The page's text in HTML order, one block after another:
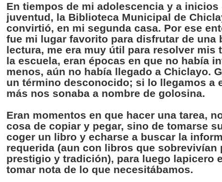
En tiempos de mi adolescencia y a inicios
juventud, la Biblioteca Municipal de
convirtió, en mi segunda casa. Por ese
fue mi lugar favorito para disfrutar de una
lectura, me era muy útil para resolver mis
la escuela, eran épocas en que no había
menos, aún no había llegado a Chiclayo.
un término desconocido; si lo llegamos a
más nos sonaba a nombre de golosina.
Eran momentos en que hacer una tarea,
cosa de copiar y pegar, sino de tomarse
coger un libro y echarse a buscar la
requerida (aun con libros que sobrevivían
prestigio y tradición), para luego lapicero
tomar nota de lo que necesitábamos.